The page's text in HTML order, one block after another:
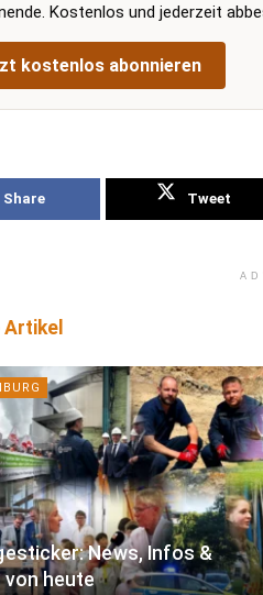
Kostenlos und jederzeit
kostenlos abonnieren
Share Tweet
News, Infos &
von heute